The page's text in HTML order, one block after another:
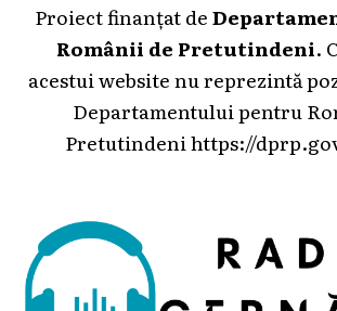
Proiect finanțat de
Românii de Pretutindeni.
acestui website nu reprezintă
Departamentului pentru
Pretutindeni https://